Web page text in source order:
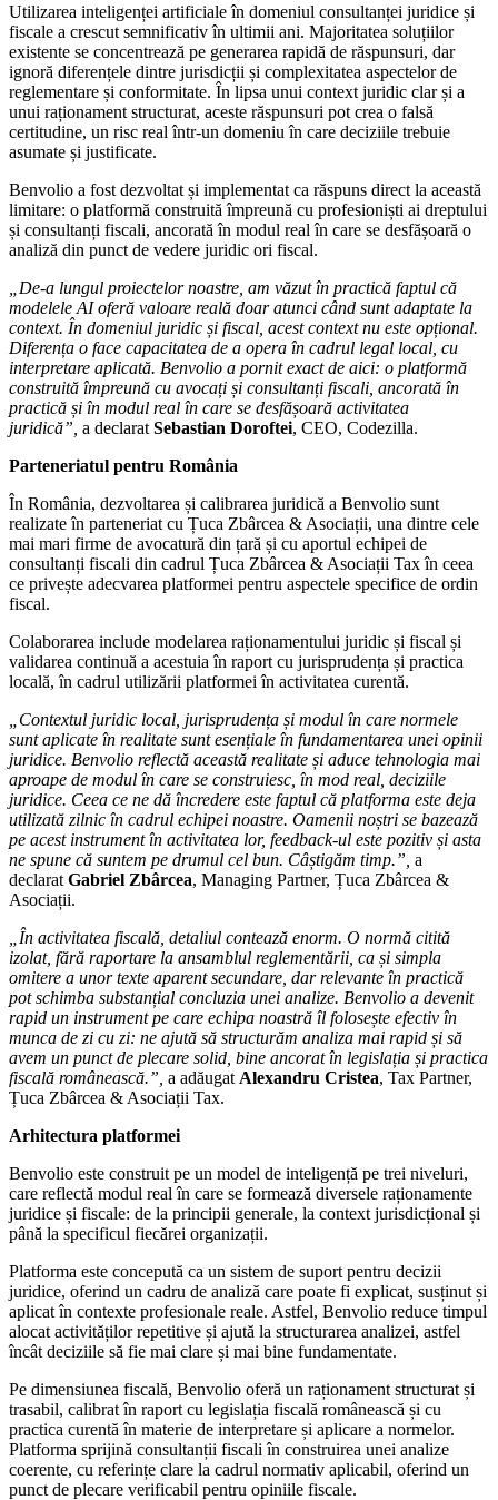
Utilizarea inteligenței artificiale în domeniul consultanței juridice și
fiscale a crescut semnificativ în ultimii ani. Majoritatea soluțiilor
existente se concentrează pe generarea rapidă de răspunsuri, dar
ignoră diferențele dintre jurisdicții și complexitatea aspectelor de
reglementare și conformitate. În lipsa unui context juridic clar și a
unui raționament structurat, aceste răspunsuri pot crea o falsă
certitudine, un risc real într-un domeniu în care deciziile trebuie
asumate și justificate.
Benvolio a fost dezvoltat și implementat ca răspuns direct la această
limitare: o platformă construită împreună cu profesioniști ai dreptului
și consultanți fiscali, ancorată în modul real în care se desfășoară o
analiză din punct de vedere juridic ori fiscal.
„De-a lungul proiectelor noastre, am văzut în practică faptul că
modelele AI oferă valoare reală doar atunci când sunt adaptate la
context. În domeniul juridic și fiscal, acest context nu este opțional.
Diferența o face capacitatea de a opera în cadrul legal local, cu
interpretare aplicată. Benvolio a pornit exact de aici: o platformă
construită împreună cu avocați și consultanți fiscali, ancorată în
practică și în modul real în care se desfășoară activitatea
juridică”, a declarat Sebastian Doroftei, CEO, Codezilla.
Parteneriatul pentru România
În România, dezvoltarea și calibrarea juridică a Benvolio sunt
realizate în parteneriat cu Țuca Zbârcea & Asociații, una dintre cele
mai mari firme de avocatură din țară și cu aportul echipei de
consultanți fiscali din cadrul Țuca Zbârcea & Asociații Tax în ceea
ce privește adecvarea platformei pentru aspectele specifice de ordin
fiscal.
Colaborarea include modelarea raționamentului juridic și fiscal și
validarea continuă a acestuia în raport cu jurisprudența și practica
locală, în cadrul utilizării platformei în activitatea curentă.
„Contextul juridic local, jurisprudența și modul în care normele
sunt aplicate în realitate sunt esențiale în fundamentarea unei opinii
juridice. Benvolio reflectă această realitate și aduce tehnologia mai
aproape de modul în care se construiesc, în mod real, deciziile
juridice. Ceea ce ne dă încredere este faptul că platforma este deja
utilizată zilnic în cadrul echipei noastre. Oamenii noștri se bazează
pe acest instrument în activitatea lor, feedback-ul este pozitiv și asta
ne spune că suntem pe drumul cel bun. Câștigăm timp.”, a
declarat Gabriel Zbârcea, Managing Partner, Țuca Zbârcea &
Asociații.
„În activitatea fiscală, detaliul contează enorm. O normă citită
izolat, fără raportare la ansamblul reglementării, ca și simpla
omitere a unor texte aparent secundare, dar relevante în practică
pot schimba substanțial concluzia unei analize. Benvolio a devenit
rapid un instrument pe care echipa noastră îl folosește efectiv în
munca de zi cu zi: ne ajută să structurăm analiza mai rapid și să
avem un punct de plecare solid, bine ancorat în legislația și practica
fiscală românească.”, a adăugat Alexandru Cristea, Tax Partner,
Țuca Zbârcea & Asociații Tax.
Arhitectura platformei
Benvolio este construit pe un model de inteligență pe trei niveluri,
care reflectă modul real în care se formează diversele raționamente
juridice și fiscale: de la principii generale, la context jurisdicțional și
până la specificul fiecărei organizații.
Platforma este concepută ca un sistem de suport pentru decizii
juridice, oferind un cadru de analiză care poate fi explicat, susținut și
aplicat în contexte profesionale reale. Astfel, Benvolio reduce timpul
alocat activităților repetitive și ajută la structurarea analizei, astfel
încât deciziile să fie mai clare și mai bine fundamentate.
Pe dimensiunea fiscală, Benvolio oferă un raționament structurat și
trasabil, calibrat în raport cu legislația fiscală românească și cu
practica curentă în materie de interpretare și aplicare a normelor.
Platforma sprijină consultanții fiscali în construirea unei analize
coerente, cu referințe clare la cadrul normativ aplicabil, oferind un
punct de plecare verificabil pentru opiniile fiscale.